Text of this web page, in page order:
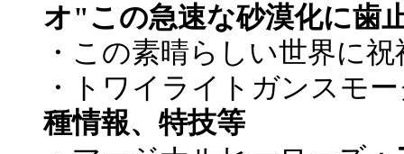
オ"この急速な砂漠化に歯
・この素晴らしい世界に
・トワイライトガンスモ
種情報、特技等